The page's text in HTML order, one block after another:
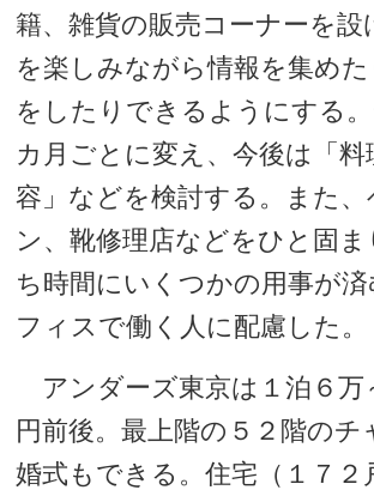
籍、雑貨の販売コーナーを設
を楽しみながら情報を集め
をしたりできるようにする
カ月ごとに変え、今後は「料
容」などを検討する。また、
ン、靴修理店などをひと固
ち時間にいくつかの用事が
フィスで働く人に配慮した。
アンダーズ東京は１泊６万
円前後。最上階の５２階のチ
婚式もできる。住宅（１７２